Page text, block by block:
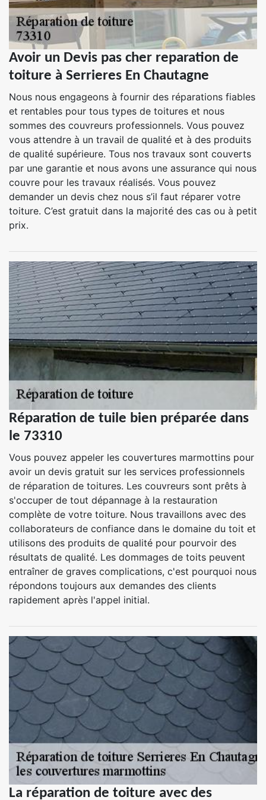
Avoir un Devis pas cher reparation de
toiture à Serrieres En Chautagne
Nous nous engageons à fournir des réparations fiables
et rentables pour tous types de toitures et nous
sommes des couvreurs professionnels. Vous pouvez
vous attendre à un travail de qualité et à des produits
de qualité supérieure. Tous nos travaux sont couverts
par une garantie et nous avons une assurance qui nous
couvre pour les travaux réalisés. Vous pouvez
demander un devis chez nous s’il faut réparer votre
toiture. C’est gratuit dans la majorité des cas ou à petit
prix.
Réparation de tuile bien préparée dans
le 73310
Vous pouvez appeler les couvertures marmottins pour
avoir un devis gratuit sur les services professionnels
de réparation de toitures. Les couvreurs sont prêts à
s'occuper de tout dépannage à la restauration
complète de votre toiture. Nous travaillons avec des
collaborateurs de confiance dans le domaine du toit et
utilisons des produits de qualité pour pourvoir des
résultats de qualité. Les dommages de toits peuvent
entraîner de graves complications, c'est pourquoi nous
répondons toujours aux demandes des clients
rapidement après l'appel initial.
La réparation de toiture avec des